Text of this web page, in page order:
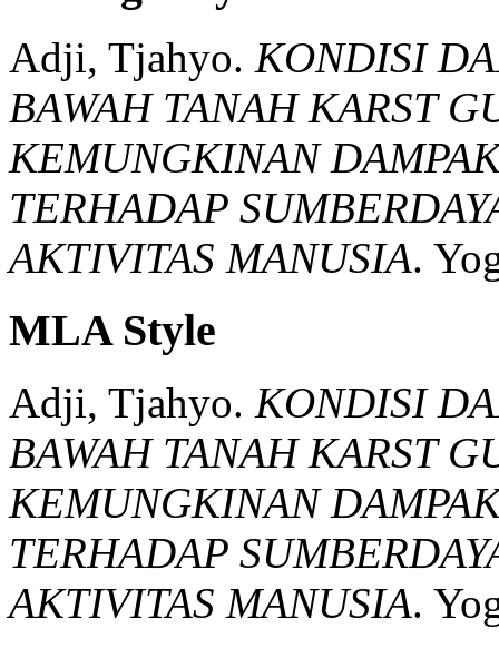
Adji, Tjahyo. KONDISI
BAWAH TANAH KARST
KEMUNGKINAN
TERHADAP
AKTIVITAS MANUSIA.
MLA Style
Adji, Tjahyo. KONDISI
BAWAH TANAH KARST
KEMUNGKINAN
TERHADAP
AKTIVITAS MANUSIA.